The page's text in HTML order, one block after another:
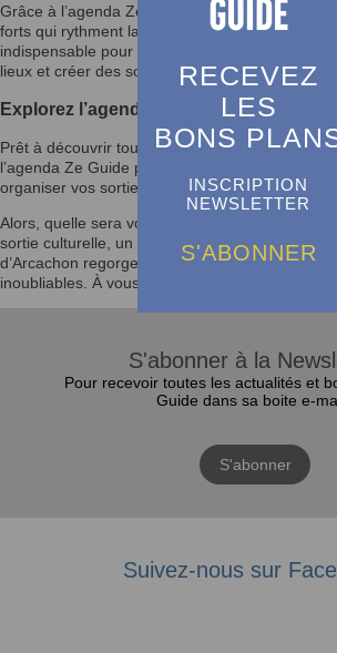
RECEVEZ
LES
BONS
INSCRIPTION
NEWSLETTER
S'ABONNER
Grâce à l’agenda Ze Guide, vous ne
forts qui rythment la vie du Bassin d’Arcachon. Il
indispensable pour enrichir votre quotidien,
lieux et créer des souvenirs mémorables en
Explorez l’agenda et laissez-vous
Prêt à découvrir tout ce que le Bassin
l’agenda Ze Guide pour rester informé des
organiser vos sorties selon vos envies.
Alors, quelle sera votre prochaine activité ?
sortie culturelle, un festival ou un moment en
d’Arcachon regorge d’opportunités pour vivre
inoubliables. À vous de jouer !
S'abonner à la
Pour recevoir toutes les actualités et
Guide dans sa boite e-
S'abonner
Suivez-nous sur